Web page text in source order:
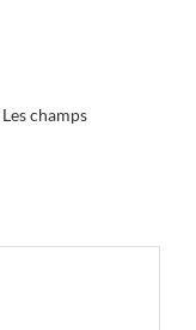
Les champs